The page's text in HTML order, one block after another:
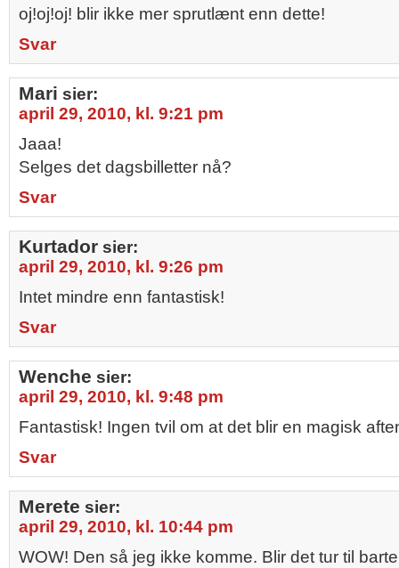
oj!oj!oj! blir ikke mer sprutlænt enn dette!
Svar
Mari sier:
april 29, 2010, kl. 9:21 pm
Jaaa!
Selges det dagsbilletter nå?
Svar
Kurtador sier:
april 29, 2010, kl. 9:26 pm
Intet mindre enn fantastisk!
Svar
Wenche sier:
april 29, 2010, kl. 9:48 pm
Fantastisk! Ingen tvil om at det blir en magisk
Svar
Merete sier:
april 29, 2010, kl. 10:44 pm
WOW! Den så jeg ikke komme. Blir det tur til